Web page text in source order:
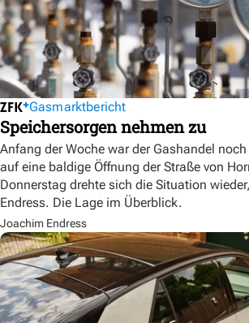
Gasmarktbericht
Speichersorgen nehmen zu
Anfang der Woche war der Gashandel
auf eine baldige Öffnung der Straße von
Donnerstag drehte sich die Situation
Endress. Die Lage im Überblick.
Joachim Endress